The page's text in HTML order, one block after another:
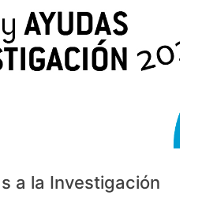
a la Investigación